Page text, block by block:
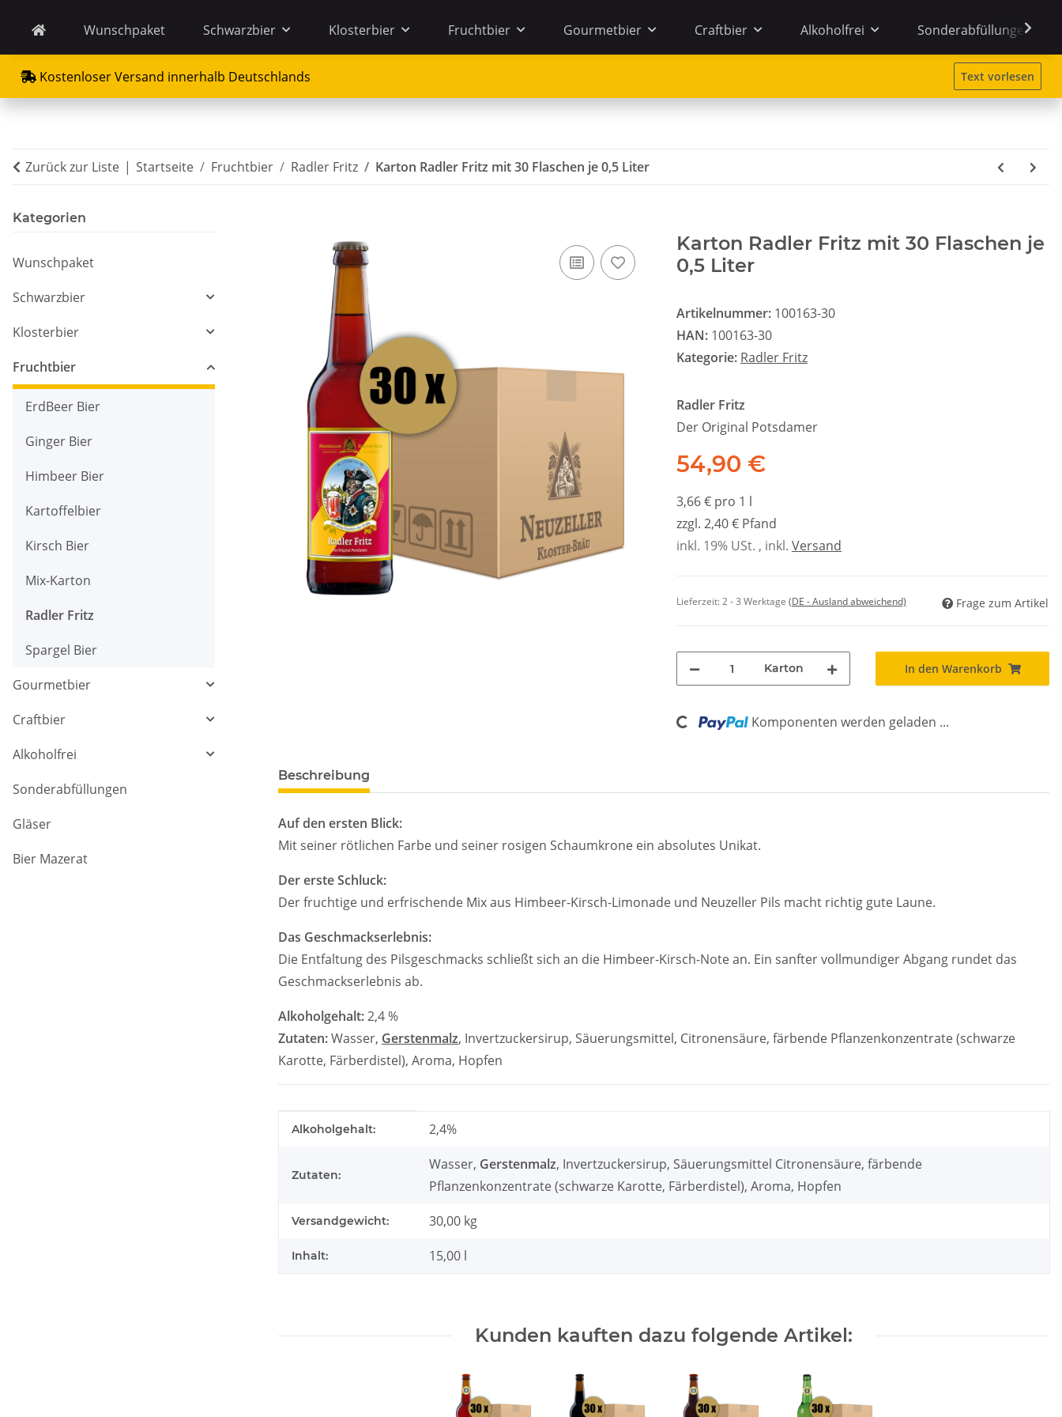
Wunschpaket Schwarzbier Klosterbier Fruchtbier Gourmetbier Craftbier Alkoholfrei Sonderabfüllungen
Kostenloser Versand innerhalb Deutschlands Text vorlesen
Zurück zur Liste Startseite Fruchtbier Radler Fritz Karton Radler Fritz mit 30 Flaschen je 0,5 Liter
Karton Radler Fritz mit 30 Flaschen je
0,5 Liter
Artikelnummer: 100163-30
HAN: 100163-30
Kategorie: Radler Fritz
Radler Fritz
Der Original Potsdamer
54,90 €
3,66 € pro 1 l
zzgl. 2,40 € Pfand
inkl. 19% USt. , inkl. Versand
Lieferzeit:2 - 3 Werktage (DE - Ausland abweichend) Frage zum Artikel
Karton In den Warenkorb
Loading... Komponenten werden geladen ...
Beschreibung
Auf den ersten Blick:
Mit seiner rötlichen Farbe und seiner rosigen Schaumkrone ein absolutes Unikat.
Der erste Schluck:
Der fruchtige und erfrischende Mix aus Himbeer-Kirsch-Limonade und Neuzeller Pils macht richtig gute Laune.
Das Geschmackserlebnis:
Die Entfaltung des Pilsgeschmacks schließt sich an die Himbeer-Kirsch-Note an. Ein sanfter vollmundiger Abgang rundet das
Geschmackserlebnis ab.
Alkoholgehalt:2,4 %
Zutaten:Wasser, Gerstenmalz, Invertzuckersirup, Säuerungsmittel, Citronensäure, färbende Pflanzenkonzentrate (schwarze
Karotte, Färberdistel), Aroma, Hopfen
Produkteigenschaft
Wert
Alkoholgehalt: 2,4%
Zutaten:
Wasser, Gerstenmalz, Invertzuckersirup, Säuerungsmittel Citronensäure, färbende
Pflanzenkonzentrate (schwarze Karotte, Färberdistel), Aroma, Hopfen
Versandgewicht: 30,00 kg
Inhalt: 15,00 l
Kunden kauften dazu folgende Artikel:
Kategorien
Wunschpaket
Schwarzbier
Klosterbier
Fruchtbier
ErdBeer Bier
Ginger Bier
Himbeer Bier
Kartoffelbier
Kirsch Bier
Mix-Karton
Radler Fritz
Spargel Bier
Gourmetbier
Craftbier
Alkoholfrei
Sonderabfüllungen
Gläser
Bier Mazerat